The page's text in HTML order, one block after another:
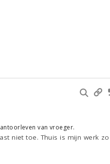
van vroeger.
niet toe. Thuis is mijn werk zo